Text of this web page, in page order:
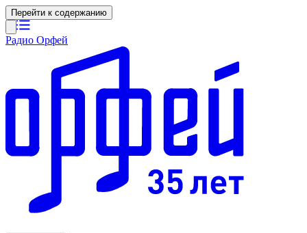
Перейти к содержанию
Радио Орфей